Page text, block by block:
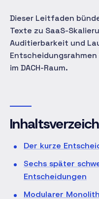
Dieser Leitfaden
Texte zu SaaS-
Auditierbarkeit und
im DACH-Raum.
Der kurze
Sechs später
Entscheidungen
Modularer